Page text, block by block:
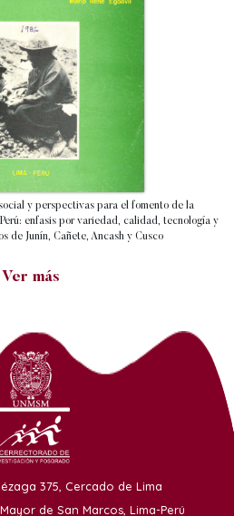
y perspectivas para el fomento de la
enfasis por variedad, calidad, tecnología y
de Junín, Cañete, Ancash y Cusco
Ver más
375, Cercado de Lima
de San Marcos, Lima-Perú